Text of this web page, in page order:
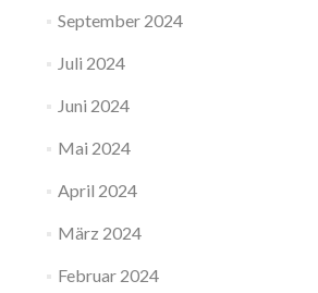
September 2024
Juli 2024
Juni 2024
Mai 2024
April 2024
März 2024
Februar 2024